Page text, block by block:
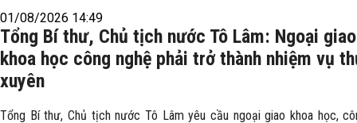
01/08/2026 14:49
Tổng Bí thư, Chủ tịch nước Tô Lâm: Ngoại giao
khoa học công nghệ phải trở thành nhiệm vụ
xuyên
Tổng Bí thư, Chủ tịch nước Tô Lâm yêu cầu ngoại giao khoa học,